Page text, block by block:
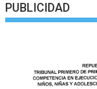
PUBLICIDAD